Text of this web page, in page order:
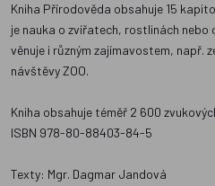
Kniha Přírodověda obsahuje 15
je nauka o zvířatech, rostlinách nebo
věnuje i různým zajímavostem, např.
návštěvy ZOO.
Kniha obsahuje téměř 2 600
ISBN 978-80-88403-84-5
Texty: Mgr. Dagmar Jandová